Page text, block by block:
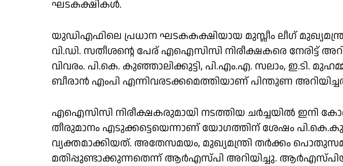
ഘടകക്ഷികൾ.
യുഡിഎഫിലെ പ്രധാന ഘടകകക്ഷിയായ മുസ്ലീം ലീഗ്
വി.ഡി. സതീശൻ്റെ പേര് എഐസിസി നിരീക്ഷകരെ നേരിട്ട്
വിവരം. പി.കെ. കുഞ്ഞാലിക്കുട്ടി, പി.എം.എ. സലാം, ഇ.ടി.
ബീരാൻ എംപി എന്നിവരടക്കമെത്തിയാണ് പിന്തുണ
എഐസിസി നിരീക്ഷകരുമായി നടത്തിയ ചർച്ചയിൽ ഇനി
തീരുമാനം എടുക്കട്ടെയെന്നാണ് യോഗത്തിന് ശേഷം
വ്യക്തമാക്കിയത്. അതേസമയം, മുഖ്യമന്ത്രി തർക്കം
മതിപ്പുണ്ടാക്കുന്നതെന്ന് ആർഎസ്പി അറിയിച്ചു.